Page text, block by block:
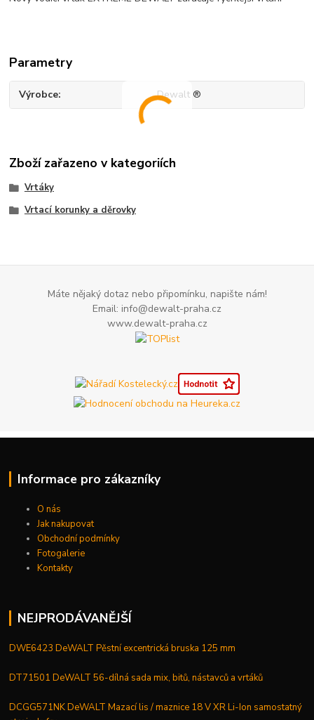
Parametry
Výrobce Dewalt ®
Zboží zařazeno v kategoriích
Vrtáky
Vrtací korunky a děrovky
Máte nějaký dotaz nebo připomínku, napište nám!
Email: info@dewalt-praha.cz
www.dewalt-praha.cz
Informace pro zákazníky
O nás
Jak nakupovat
Obchodní podmínky
Fotogalerie
Kontakty
NEJPRODÁVANĚJŠÍ
DWE6423 DeWALT Pěstní excentrická bruska 125 mm
DT71501 DeWALT 56-dílná sada mix, bitů, nástavců a vrtáků
DCGG571NK DeWALT Mazací lis / maznice 18 V XR Li-Ion samostatný